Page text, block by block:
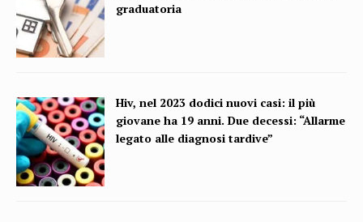
graduatoria
Hiv, nel 2023 dodici nuovi casi: il più
giovane ha 19 anni. Due decessi: “Allarme
legato alle diagnosi tardive”